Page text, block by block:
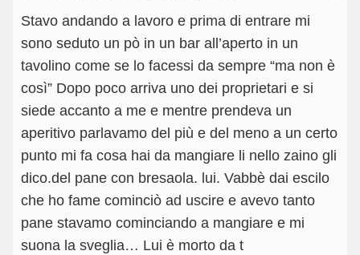
Stavo andando a lavoro e prima di entrare mi
sono seduto un pò in un bar all’aperto in un
tavolino come se lo facessi da sempre “ma non è
così” Dopo poco arriva uno dei proprietari e si
siede accanto a me e mentre prendeva un
aperitivo parlavamo del più e del meno a un certo
punto mi fa cosa hai da mangiare li nello zaino gli
dico.del pane con bresaola. lui. Vabbè dai escilo
che ho fame cominciò ad uscire e avevo tanto
pane stavamo cominciando a mangiare e mi
suona la sveglia… Lui è morto da t